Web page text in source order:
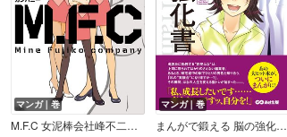
マンガ｜巻
M.F.C 女泥棒会社峰不二子カンパニー
マンガ｜巻
まんがで鍛える 脳の強化書―――私、成長したいんです・・・（Business ComicSeries）